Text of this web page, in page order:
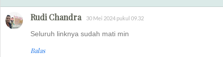
Rudi Chandra 30 Mei 2024 pukul 09.32
Seluruh linknya sudah mati min
Balas